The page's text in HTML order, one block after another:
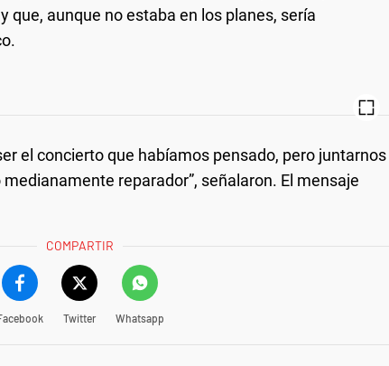
y que, aunque no estaba en los planes, sería
el concierto que habíamos pensado, pero juntarnos
reparador”, señalaron. El mensaje
COMPARTIR
Twitter Whatsapp